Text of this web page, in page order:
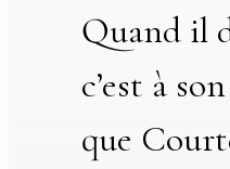
Quand il
c’est à
que